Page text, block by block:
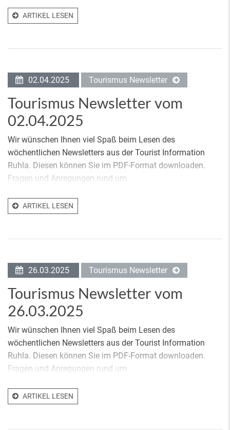
ARTIKEL LESEN
02.04.2025 Tourismus Newsletter
Tourismus Newsletter vom
02.04.2025
Wir wünschen Ihnen viel Spaß beim Lesen des
wöchentlichen Newsletters aus der Tourist Information
Ruhla. Diesen können Sie im PDF-Format downloaden.
Fragen und Anregungen rund um
ARTIKEL LESEN
26.03.2025 Tourismus Newsletter
Tourismus Newsletter vom
26.03.2025
Wir wünschen Ihnen viel Spaß beim Lesen des
wöchentlichen Newsletters aus der Tourist Information
Ruhla. Diesen können Sie im PDF-Format downloaden.
Fragen und Anregungen rund um
ARTIKEL LESEN